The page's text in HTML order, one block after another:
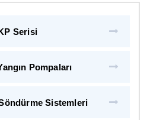
Serisi
Pompaları
Sistemleri